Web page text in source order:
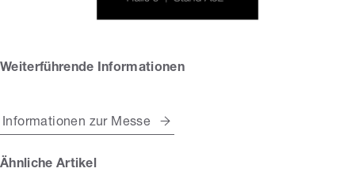
Weiterführende Informationen
Informationen zur Messe
Ähnliche Artikel